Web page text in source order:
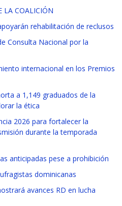
LA COALICIÓN
rehabilitación de reclusos
Consulta Nacional por la
internacional en los Premios
a 1,149 graduados de la
la ética
2026 para fortalecer la
durante la temporada
anticipadas pese a prohibición
dominicanas
avances RD en lucha